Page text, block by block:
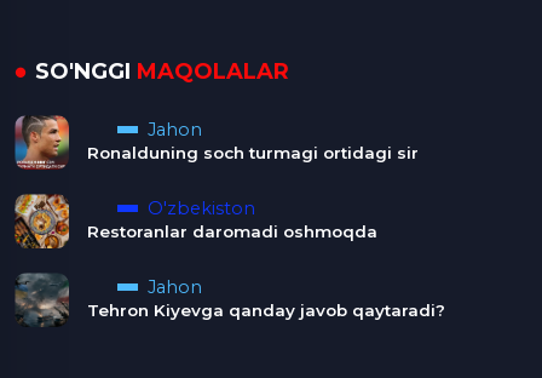
SO'NGGI MAQOLALAR
Jahon
Ronalduning soch turmagi ortidagi sir
O'zbekiston
Restoranlar daromadi oshmoqda
Jahon
Tehron Kiyevga qanday javob qaytaradi?